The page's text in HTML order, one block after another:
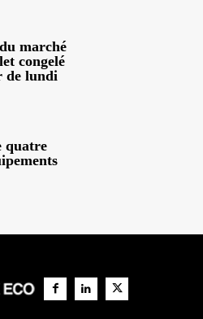
marché
congelé
de lundi
quatre